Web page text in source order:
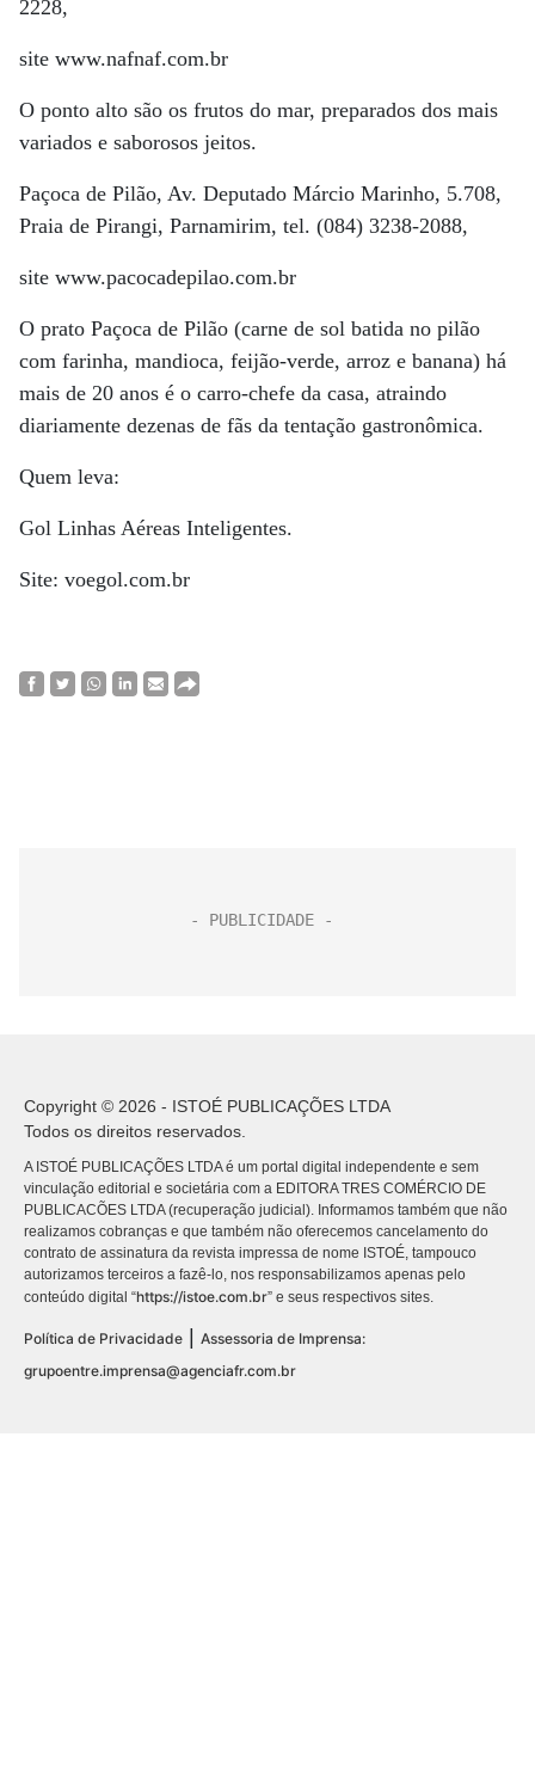
2228,
site www.nafnaf.com.br
O ponto alto são os frutos do mar, preparados dos mais
variados e saborosos jeitos.
Paçoca de Pilão, Av. Deputado Márcio Marinho, 5.708,
Praia de Pirangi, Parnamirim, tel. (084) 3238-2088,
site www.pacocadepilao.com.br
O prato Paçoca de Pilão (carne de sol batida no pilão
com farinha, mandioca, feijão-verde, arroz e banana) há
mais de 20 anos é o carro-chefe da casa, atraindo
diariamente dezenas de fãs da tentação gastronômica.
Quem leva:
Gol Linhas Aéreas Inteligentes.
Site: voegol.com.br
Copyright © 2026 - ISTOÉ PUBLICAÇÕES LTDA
Todos os direitos reservados.
A ISTOÉ PUBLICAÇÕES LTDA é um portal digital independente e sem
vinculação editorial e societária com a EDITORA TRES COMÉRCIO DE
PUBLICACÕES LTDA (recuperação judicial). Informamos também que não
realizamos cobranças e que também não oferecemos cancelamento do
contrato de assinatura da revista impressa de nome ISTOÉ, tampouco
autorizamos terceiros a fazê-lo, nos responsabilizamos apenas pelo
conteúdo digital “https://istoe.com.br” e seus respectivos sites.
Política de Privacidade
Assessoria de Imprensa:
grupoentre.imprensa@agenciafr.com.br